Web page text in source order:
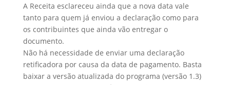
A Receita esclareceu ainda que a nova data vale
tanto para quem já enviou a declaração como para
os contribuintes que ainda vão entregar o
documento.
Não há necessidade de enviar uma declaração
retificadora por causa da data de pagamento. Basta
baixar a versão atualizada do programa (versão 1.3)